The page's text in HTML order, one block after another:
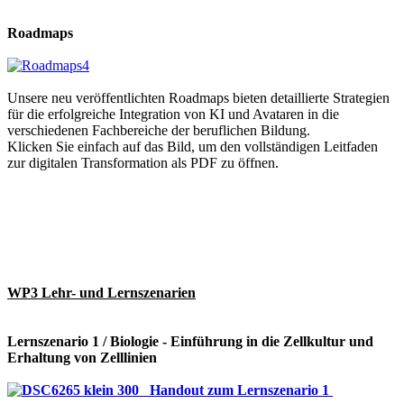
Roadmaps
Unsere neu veröffentlichten Roadmaps bieten detaillierte Strategien
für die erfolgreiche Integration von KI und Avataren in die
verschiedenen Fachbereiche der beruflichen Bildung.
Klicken Sie einfach auf das Bild, um den vollständigen Leitfaden
zur digitalen Transformation als PDF zu öffnen.
WP3 Lehr- und Lernszenarien
Lernszenario 1 / Biologie - Einführung in die Zellkultur und
Erhaltung von Zelllinien
Handout zum Lernszenario 1